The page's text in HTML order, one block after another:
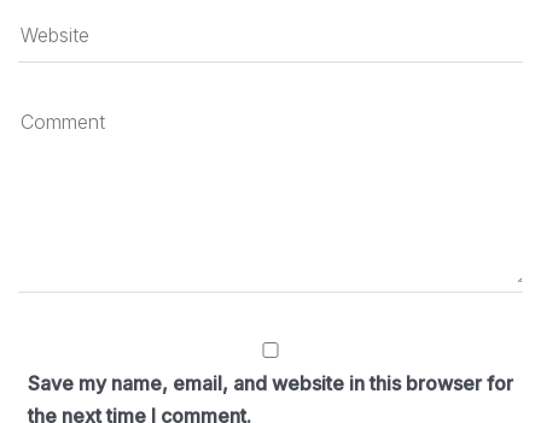
Save my name, email, and website in this browser for
the next time I comment.